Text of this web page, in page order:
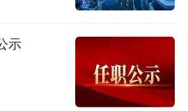
忘。”他提到，书中许多观
旋律”“调查研究是基本
意义，希望这些“痕迹”能为
示